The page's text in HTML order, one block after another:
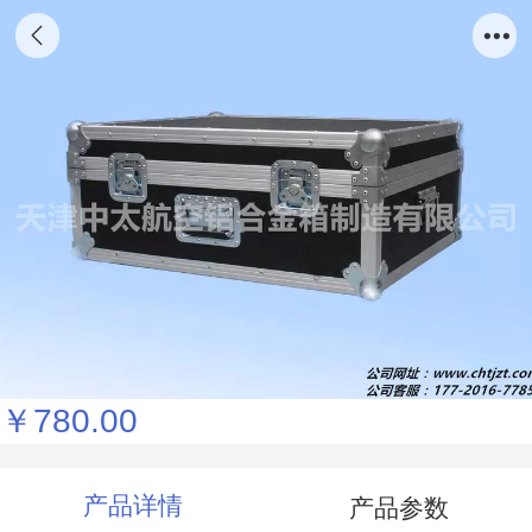
（精品推荐）航空铝合金制式箱，天津中太铝
合金箱厂家定做铝合金箱 医疗器械箱，拉杆
￥780.00
产品详情 产品参数